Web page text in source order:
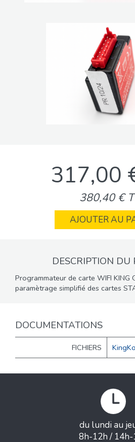
317,00
380,40 €
AJOUTER AU
DESCRIPTION DU
Programmateur de carte WIFI KING
paramètrage simplifié des cartes
DOCUMENTATIONS
FICHIERS
du lundi au
8h-12h / 14h-